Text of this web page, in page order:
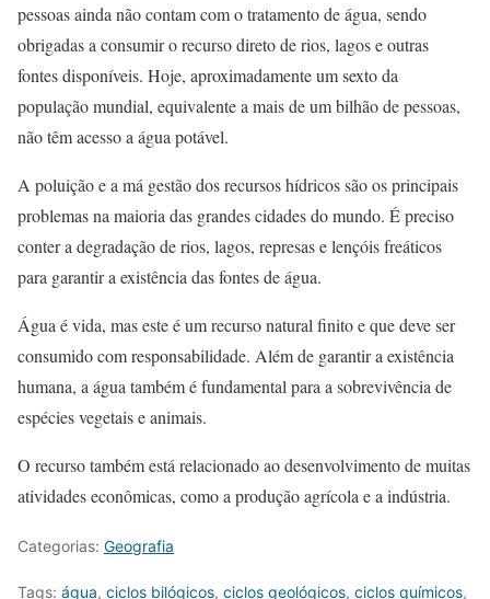
pessoas ainda não contam com o tratamento de água, sendo
obrigadas a consumir o recurso direto de rios, lagos e outras
fontes disponíveis. Hoje, aproximadamente um sexto da
população mundial, equivalente a mais de um bilhão de pessoas,
não têm acesso a água potável.
A poluição e a má gestão dos recursos hídricos são os principais
problemas na maioria das grandes cidades do mundo. É preciso
conter a degradação de rios, lagos, represas e lençóis freáticos
para garantir a existência das fontes de água.
Água é vida, mas este é um recurso natural finito e que deve ser
consumido com responsabilidade. Além de garantir a existência
humana, a água também é fundamental para a sobrevivência de
espécies vegetais e animais.
O recurso também está relacionado ao desenvolvimento de muitas
atividades econômicas, como a produção agrícola e a indústria.
Categorias: Geografia
Tags: água, ciclos bilógicos, ciclos geológicos, ciclos químicos,